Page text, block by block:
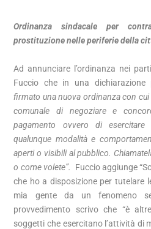
Ordinanza sindacale per
prostituzione nelle periferie della
Ad annunciare l’ordinanza nei
Fuccio che in una dichiarazione
firmato una nuova ordinanza con
comunale di negoziare e
pagamento ovvero di
qualunque modalità e
aperti o visibili al pubblico.
o come volete”.
Fuccio aggiunge
che ho a disposizione per tutelare
mia gente da un fenomeno
provvedimento scrivo che “è
soggetti che esercitano l’attività di